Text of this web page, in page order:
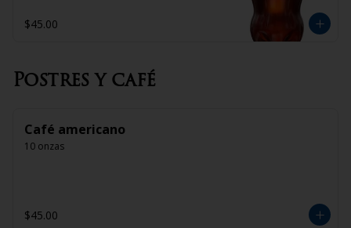
$45.00
Postres y café
Café americano
10 onzas
$45.00